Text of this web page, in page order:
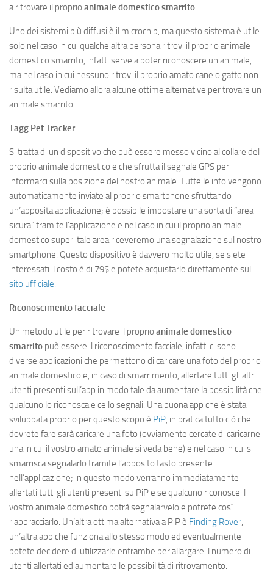
a ritrovare il proprio animale domestico smarrito.
Uno dei sistemi più diffusi è il microchip, ma questo sistema è utile
solo nel caso in cui qualche altra persona ritrovi il proprio animale
domestico smarrito, infatti serve a poter riconoscere un animale,
ma nel caso in cui nessuno ritrovi il proprio amato cane o gatto non
risulta utile. Vediamo allora alcune ottime alternative per trovare un
animale smarrito.
Tagg Pet Tracker
Si tratta di un dispositivo che può essere messo vicino al collare del
proprio animale domestico e che sfrutta il segnale GPS per
informarci sulla posizione del nostro animale. Tutte le info vengono
automaticamente inviate al proprio smartphone sfruttando
un’apposita applicazione; è possibile impostare una sorta di “area
sicura” tramite l’applicazione e nel caso in cui il proprio animale
domestico superi tale area riceveremo una segnalazione sul nostro
smartphone. Questo dispositivo è davvero molto utile, se siete
interessati il costo è di 79$ e potete acquistarlo direttamente sul
sito ufficiale.
Riconoscimento facciale
Un metodo utile per ritrovare il proprio animale domestico
smarrito può essere il riconoscimento facciale, infatti ci sono
diverse applicazioni che permettono di caricare una foto del proprio
animale domestico e, in caso di smarrimento, allertare tutti gli altri
utenti presenti sull’app in modo tale da aumentare la possibilità che
qualcuno lo riconosca e ce lo segnali. Una buona app che è stata
sviluppata proprio per questo scopo è PiP, in pratica tutto ciò che
dovrete fare sarà caricare una foto (ovviamente cercate di caricarne
una in cui il vostro amato animale si veda bene) e nel caso in cui si
smarrisca segnalarlo tramite l’apposito tasto presente
nell’applicazione; in questo modo verranno immediatamente
allertati tutti gli utenti presenti su PiP e se qualcuno riconosce il
vostro animale domestico potrà segnalarvelo e potrete così
riabbracciarlo. Un’altra ottima alternativa a PiP è Finding Rover,
un’altra app che funziona allo stesso modo ed eventualmente
potete decidere di utilizzarle entrambe per allargare il numero di
utenti allertati ed aumentare le possibilità di ritrovamento.